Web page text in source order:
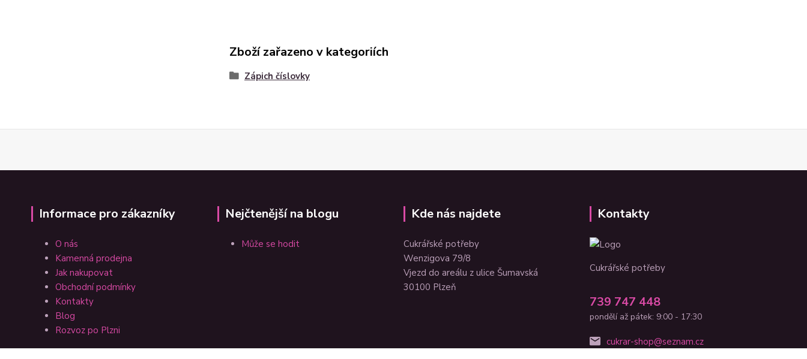
Zboží zařazeno v kategoriích
Zápich číslovky
Informace pro zákazníky
O nás
Kamenná prodejna
Jak nakupovat
Obchodní podmínky
Kontakty
Blog
Rozvoz po Plzni
Nejčtenější na blogu
Může se hodit
Kde nás najdete
Cukrářské potřeby
Wenzigova 79/8
Vjezd do areálu z ulice Šumavská
30100 Plzeň
Kontakty
Cukrářské potřeby
739 747 448
pondělí až pátek: 9:00 - 17:30
cukrar-shop@seznam.cz